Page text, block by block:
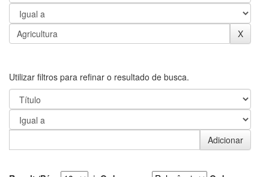
Utilizar filtros para refinar o resultado de busca.